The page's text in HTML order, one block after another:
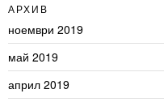
АРХИВ
ноември 2019
май 2019
април 2019